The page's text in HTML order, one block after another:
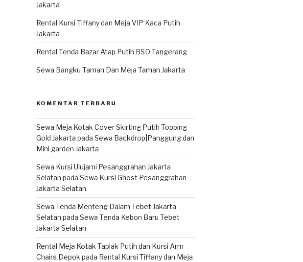
Jakarta
Rental Kursi Tiffany dan Meja VIP Kaca Putih
Jakarta
Rental Tenda Bazar Atap Putih BSD Tangerang
Sewa Bangku Taman Dan Meja Taman Jakarta
KOMENTAR TERBARU
Sewa Meja Kotak Cover Skirting Putih Topping
Gold Jakarta pada Sewa Backdrop|Panggung dan
Mini garden Jakarta
Sewa Kursi Ulujami Pesanggrahan Jakarta
Selatan pada Sewa Kursi Ghost Pesanggrahan
Jakarta Selatan
Sewa Tenda Menteng Dalam Tebet Jakarta
Selatan pada Sewa Tenda Kebon Baru Tebet
Jakarta Selatan
Rental Meja Kotak Taplak Putih dan Kursi Arm
Chairs Depok pada Rental Kursi Tiffany dan Meja